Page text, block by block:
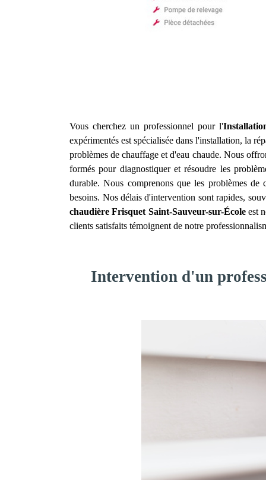
Vous cherchez un professionnel pour l'
expérimentés est spécialisée dans l'installation, la
problèmes de chauffage et d'eau chaude. Nous
formés pour diagnostiquer et résoudre les
durable. Nous comprenons que les problèmes
besoins. Nos délais d'intervention sont rapides,
chaudière Frisquet Saint-Sauveur-sur-Écoleest
clients satisfaits témoignent de notre
Intervention d'un